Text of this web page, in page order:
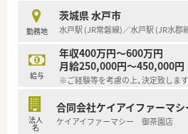
勤務地
茨城県 水戸市
水戸駅 (JR常磐線)／水戸駅 (JR水郡
給与
年収400万円～600万円
月給250,000円～450,000円
※ご経験等を考慮の上、決定致します
法人
名
合同会社ケイアイファーマシ
ケイアイファーマシー 御茶園店